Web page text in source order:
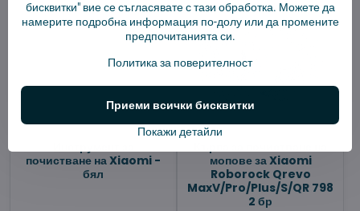
почистване на Xiaomi -
бял
мопове за Xiaomi
Roborock Qrevo
MaxV/Pro/Plus/S/QR 798
2 бр
бисквитки" вие се съгласявате с тази обработка. Можете да
намерите подробна информация по-долу или да промените
предпочитанията си.
Политика за поверителност
Покажи детайли
Приеми всички бисквитки